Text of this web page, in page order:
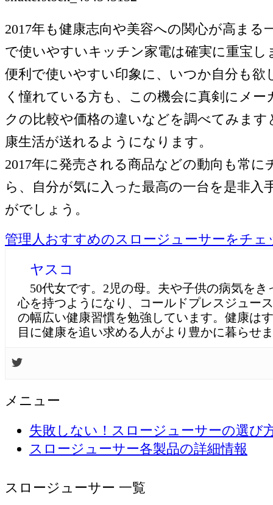
2017年も健康志向や美容への関心が高まる
で使いやすいキッチン家電は確実に重宝し
便利で使いやすい印象に、いつか自分も欲
く憧れている方も、この機会に真剣にメ
クの比較や価格の違いなどを調べてみます
康生活が送れるようになります。
2017年に発売される商品などの動向も常に
ら、自分が気に入った最高の一台を是非入
がでしょう。
管理人おすすめのスロージューサーをチェ
ヤスコ
50代女です。2児の母。夫や子供の病気をき
心を持つようになり、コールドプレスジュー
の幅広い健康習慣を勉強しています。健康は
目に健康を追い求める人がより豊かに暮らせ
メニュー
失敗しない！スロージューサーの選び
スロージューサー各製品の詳細情報
スロージューサー 一覧